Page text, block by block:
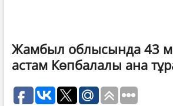
Жамбыл облысында 43
астам Көпбалалы ана